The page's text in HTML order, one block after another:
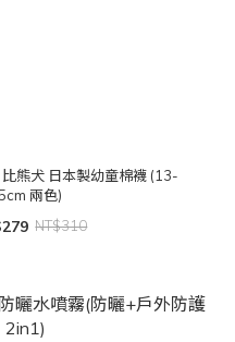
熊犬 日本製幼童棉襪 (13-
兩色)
NT$310